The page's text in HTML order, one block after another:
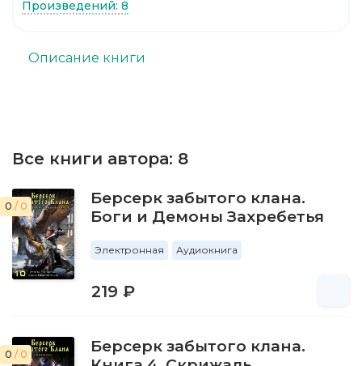
Описание книги
Все книги автора: 8
0 / 0
Берсерк забытого клана.
Боги и Демоны Захребетья
Электронная Аудиокнига
219 ₽
0 / 0
Берсерк забытого клана.
Произведений: 8